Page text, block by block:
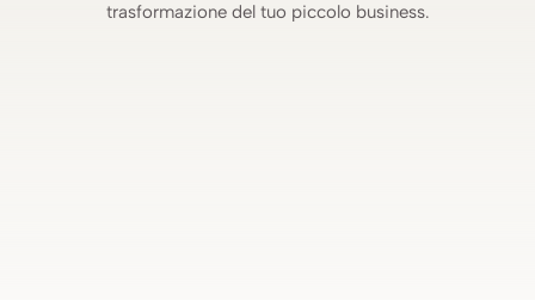
trasformazione del tuo piccolo business.